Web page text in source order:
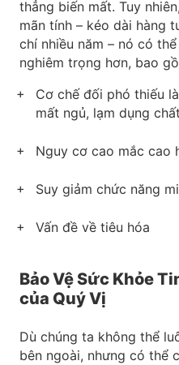
thẳng biến mất. Tuy
mãn tính – kéo dài hàng
chí nhiều năm – nó có
nghiêm trọng hơn, bao
Cơ chế đối phó thiếu
mất ngủ, lạm dụng
Nguy cơ cao mắc cao
Suy giảm chức năng
Vấn đề về tiêu hóa
Bảo Vệ Sức Khỏe
của Quý Vị
Dù chúng ta không thể
bên ngoài, nhưng có thể